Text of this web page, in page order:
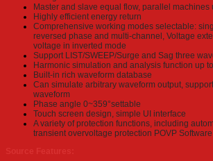
Master and slave equal flow, parallel machines
Highly efficient energy return
Comprehensive working modes selectable:
reversed phase and multi-channel, Voltage
voltage in inverted mode
Support LIST/SWEEP/Surge and Sag three
Harmonic simulation and analysis function up
Built-in rich waveform database
Can simulate arbitrary waveform output,
waveform
Phase angle 0~359°settable
Touch screen design, simple UI interface
A variety of protection functions, including
transient overvoltage protection POVP